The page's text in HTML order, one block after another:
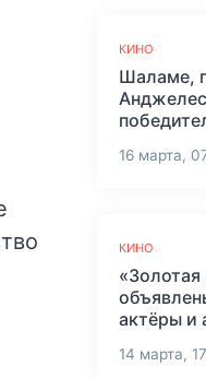
КИНО
Шаламе,
16 марта,
КИНО
актёры и
14 марта,